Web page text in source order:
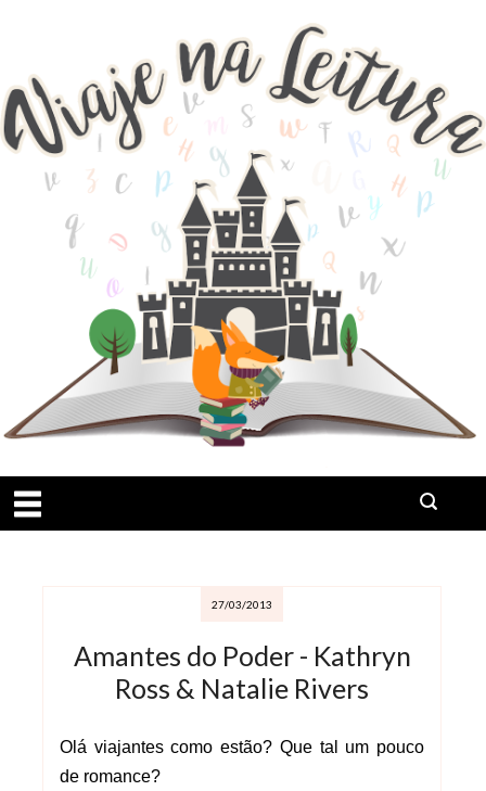
27/03/2013
Amantes do Poder - Kathryn
Ross & Natalie Rivers
Olá viajantes como estão? Que tal um pouco
de romance?